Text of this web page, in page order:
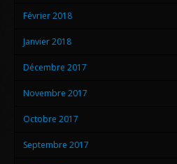
Février 2018
Janvier 2018
Décembre 2017
Novembre 2017
Octobre 2017
Septembre 2017